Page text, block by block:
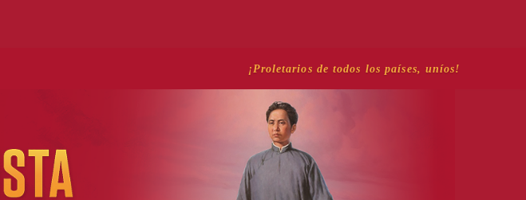
¡Proletarios de todos los países, uníos!